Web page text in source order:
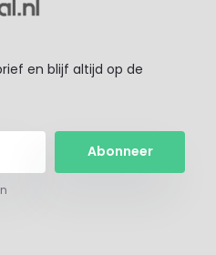
en blijf altijd op de
Abonneer